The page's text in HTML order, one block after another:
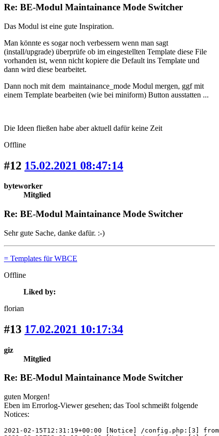
Re: BE-Modul Maintainance Mode Switcher
Das Modul ist eine gute Inspiration.
Man könnte es sogar noch verbessern wenn man sagt
(install/upgrade) überprüfe ob im eingestellten Template diese File
vorhanden ist, wenn nicht kopiere die Default ins Template und
dann wird diese bearbeitet.
Dann noch mit dem maintainance_mode Modul mergen, ggf mit
einem Template bearbeiten (wie bei miniform) Button ausstatten ...
Die Ideen fließen habe aber aktuell dafür keine Zeit
Offline
#12 15.02.2021 08:47:14
byteworker
Mitglied
Re: BE-Modul Maintainance Mode Switcher
Sehr gute Sache, danke dafür. :-)
= Templates für WBCE
Offline
Liked by:
florian
#13 17.02.2021 10:17:34
giz
Mitglied
Re: BE-Modul Maintainance Mode Switcher
guten Morgen!
Eben im Errorlog-Viewer gesehen; das Tool schmeißt folgende
Notices:
2021-02-15T12:31:19+00:00 [Notice] /config.php:[3]